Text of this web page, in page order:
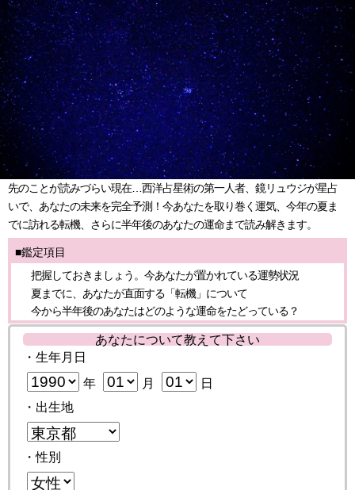
先のことが読みづらい現在…西洋占星術の第一人者、鏡リュウジが星占
いで、あなたの未来を完全予測！今あなたを取り巻く運気、今年の夏ま
でに訪れる転機、さらに半年後のあなたの運命まで読み解きます。
■鑑定項目
把握しておきましょう。今あなたが置かれている運勢状況
夏までに、あなたが直面する「転機」について
今から半年後のあなたはどのような運命をたどっている？
あなたについて教えて下さい
・生年月日
年 月
日
・出生地
・性別